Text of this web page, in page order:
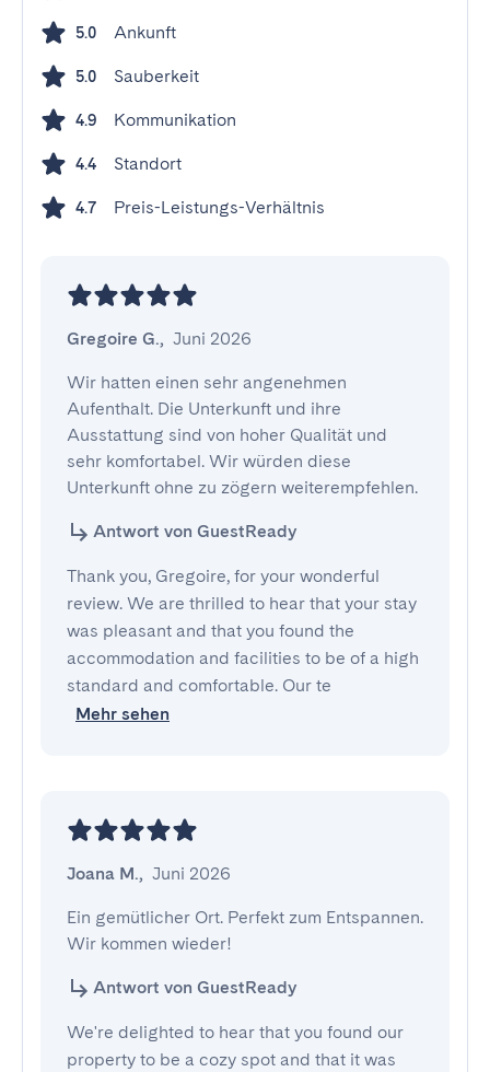
5.0 Ankunft
5.0 Sauberkeit
4.9 Kommunikation
4.4 Standort
4.7 Preis-Leistungs-Verhältnis
Gregoire G., Juni 2026
Wir hatten einen sehr angenehmen
Aufenthalt. Die Unterkunft und ihre
Ausstattung sind von hoher Qualität und
sehr komfortabel. Wir würden diese
Unterkunft ohne zu zögern weiterempfehlen.
Antwort von GuestReady
Thank you, Gregoire, for your wonderful
review. We are thrilled to hear that your stay
was pleasant and that you found the
accommodation and facilities to be of a high
standard and comfortable. Our te
Mehr sehen
Joana M., Juni 2026
Ein gemütlicher Ort. Perfekt zum Entspannen.
Wir kommen wieder!
Antwort von GuestReady
We're delighted to hear that you found our
property to be a cozy spot and that it was